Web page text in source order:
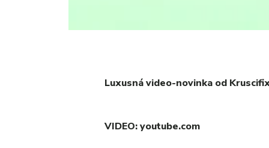
Luxusná video-novinka od
VIDEO: youtube.com